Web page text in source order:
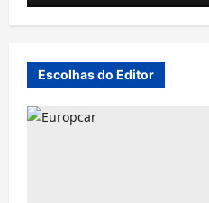
Escolhas do Editor